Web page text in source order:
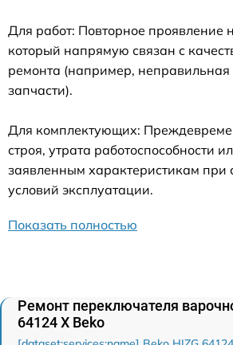
Для работ: Повторное проявление
который напрямую связан с
ремонта (например, неправильная
запчасти).
Для комплектующих:
строя, утрата работоспособности
заявленным характеристикам при
условий эксплуатации.
Показать полностью
Ремонт переключателя
64124 X Beko